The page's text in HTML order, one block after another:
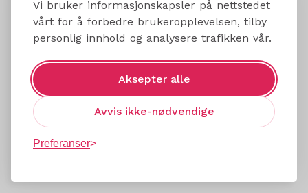
Vi bruker informasjonskapsler på nettstedet
vårt for å forbedre brukeropplevelsen, tilby
personlig innhold og analysere trafikken vår.
Aksepter alle
Avvis ikke-nødvendige
Preferanser